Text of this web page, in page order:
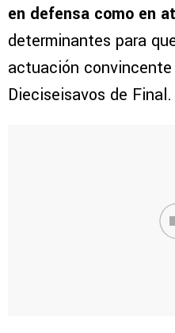
en defensa como en
determinantes para
actuación
Dieciseisavos de Final.